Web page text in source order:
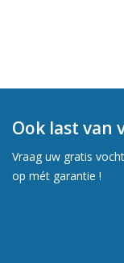
Ook last van
Vraag uw gratis
op mét garantie !